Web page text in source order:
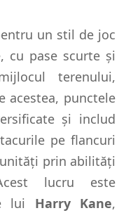
un stil de joc
cu pase scurte și
terenului,
acestea, punctele
și includ
pe flancuri
prin abilități
lucru este
lui Harry Kane,